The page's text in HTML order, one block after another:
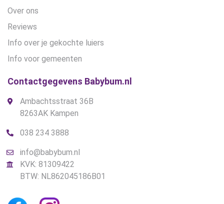
Over ons
Reviews
Info over je gekochte luiers
Info voor gemeenten
Contactgegevens Babybum.nl
Ambachtsstraat 36B
8263AK Kampen
038 234 3888
info@babybum.nl
KVK: 81309422
BTW: NL862045186B01